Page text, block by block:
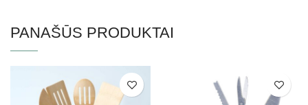
PANAŠŪS PRODUKTAI